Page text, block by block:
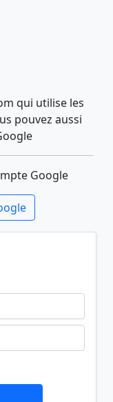
qui utilise les
pouvez aussi
Google